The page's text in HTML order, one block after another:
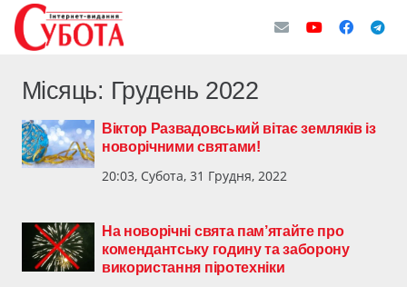
Місяць: Грудень 2022
Віктор Развадовський вітає земляків із
новорічними святами!
20:03, Субота, 31 Грудня, 2022
На новорічні свята пам’ятайте про
комендантську годину та заборону
використання піротехніки